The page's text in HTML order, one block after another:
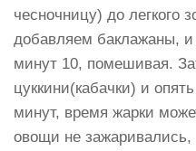
чесночницу) до легкого
добавляем баклажаны,
минут 10, помешивая.
цуккини(кабачки) и
минут, время жарки
овощи не зажаривались,